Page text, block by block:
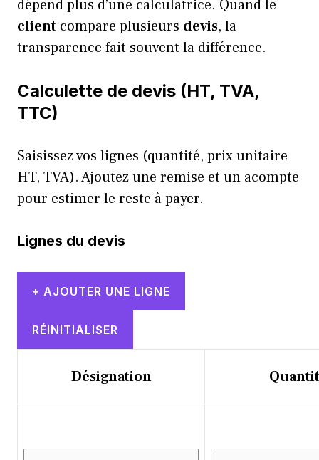
dépend plus d’une calculatrice. Quand le
client compare plusieurs devis, la
transparence fait souvent la différence.
Calculette de devis (HT, TVA,
TTC)
Saisissez vos lignes (quantité, prix unitaire
HT, TVA). Ajoutez une remise et un acompte
pour estimer le reste à payer.
Lignes du devis
+ AJOUTER UNE LIGNE
RÉINITIALISER
Désignation